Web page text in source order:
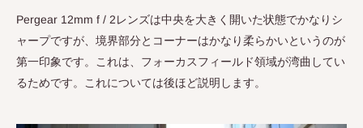
Pergear 12mm f / 2レンズは中央を大きく開いた状態でかなりシ
ャープですが、境界部分とコーナーはかなり柔らかいというのが
第一印象です。これは、フォーカスフィールド領域が湾曲してい
るためです。これについては後ほど説明します。